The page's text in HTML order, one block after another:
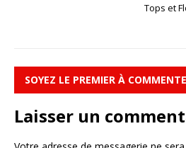
Tops et
SOYEZ LE PREMIER À
Laisser un